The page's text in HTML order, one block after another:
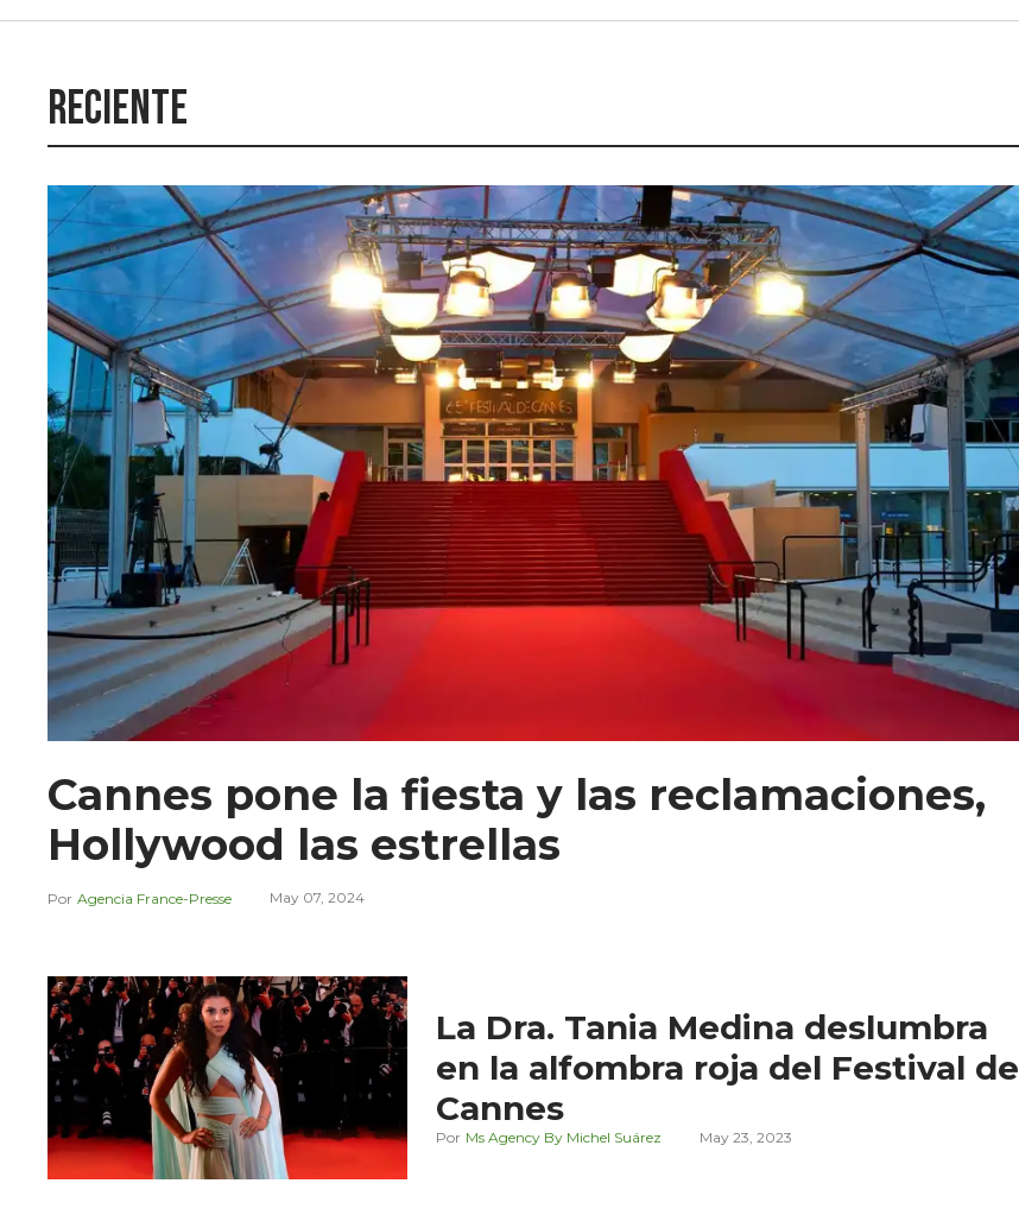
Reciente
Cannes pone la fiesta y las reclamaciones,
Hollywood las estrellas
Agencia France-Presse May 07, 2024
La Dra. Tania Medina deslumbra
en la alfombra roja del Festival de
Cannes
Ms Agency By Michel Suárez May 23, 2023